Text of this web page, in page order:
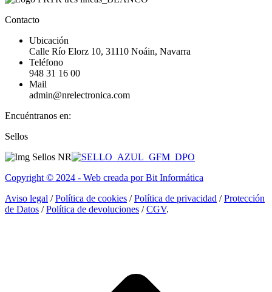
Contacto
Ubicación
Calle Río Elorz 10, 31110 Noáin, Navarra
Teléfono
948 31 16 00
Mail
admin@nrelectronica.com
Encuéntranos en:
Facebook
opens
new
Linkedin
opens
new
Instagram
opens
new
Sellos
Copyright © 2024 - Web creada por Bit Informática
Aviso legal /Política de cookies /Política de privacidad /Protección
de Datos /Política de devoluciones /CGV.